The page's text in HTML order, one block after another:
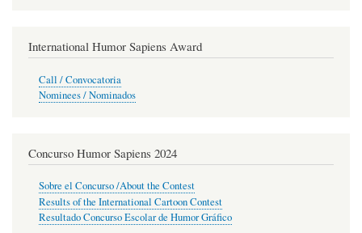
International Humor Sapiens Award
Call / Convocatoria
Nominees / Nominados
Concurso Humor Sapiens 2024
Sobre el Concurso /About the Contest
Results of the International Cartoon Contest
Resultado Concurso Escolar de Humor Gráfico